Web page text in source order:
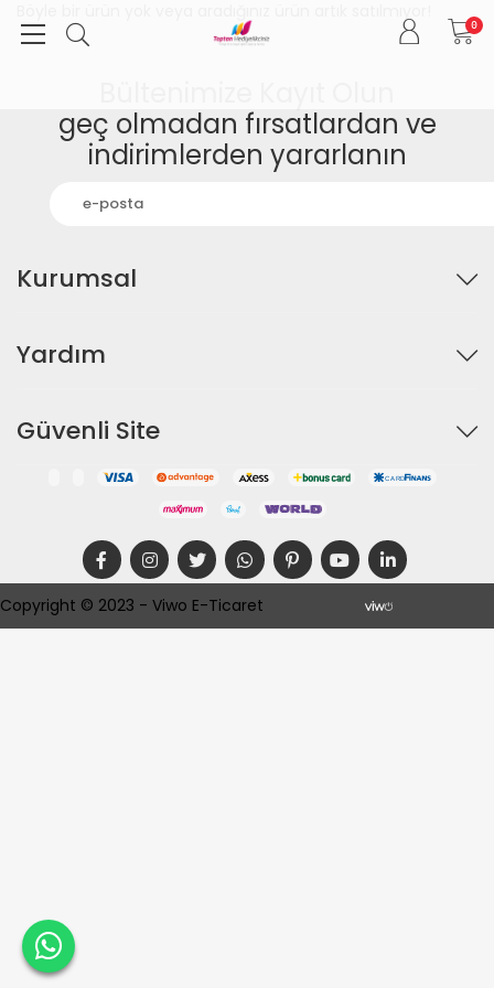
0
geç olmadan fırsatlardan ve
indirimlerden yararlanın
Kurumsal
Yardım
Güvenli Site
Copyright © 2023 - Viwo E-Ticaret